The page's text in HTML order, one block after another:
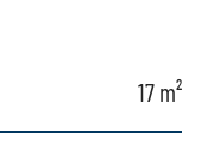
17 m²